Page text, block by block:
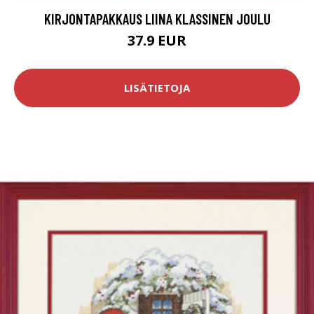
KIRJONTAPAKKAUS LIINA KLASSINEN JOULU
37.9 EUR
LISÄTIETOJA